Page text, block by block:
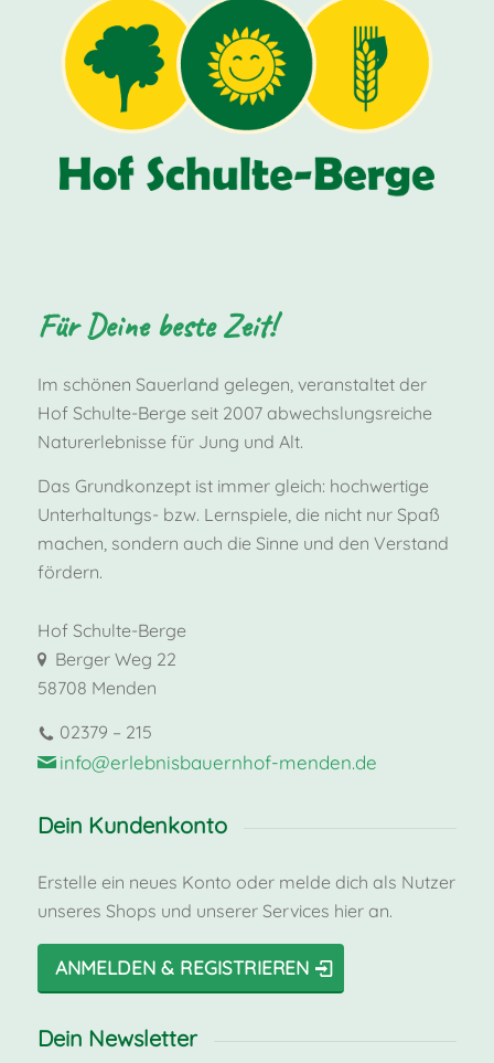
Für Deine beste Zeit!
Im schönen Sauerland gelegen, veranstaltet der
Hof Schulte-Berge seit 2007 abwechslungsreiche
Naturerlebnisse für Jung und Alt.
Das Grundkonzept ist immer gleich: hochwertige
Unterhaltungs- bzw. Lernspiele, die nicht nur Spaß
machen, sondern auch die Sinne und den Verstand
fördern.
Hof Schulte-Berge
Berger Weg 22
58708 Menden
02379 – 215
info@erlebnisbauernhof-menden.de
Dein Kundenkonto
Erstelle ein neues Konto oder melde dich als Nutzer
unseres Shops und unserer Services hier an.
ANMELDEN & REGISTRIEREN
Dein Newsletter